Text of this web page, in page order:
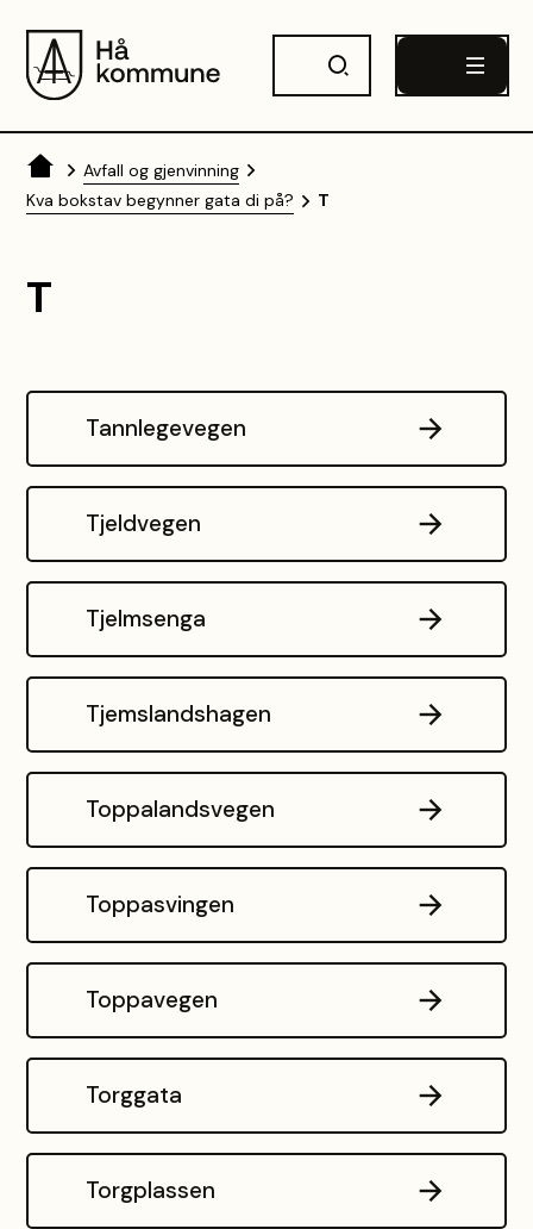
Du er her:Avfall og gjenvinning
Kva bokstav begynner gata di på?
T
T
Tannlegevegen
Tjeldvegen
Tjelmsenga
Tjemslandshagen
Toppalandsvegen
Toppasvingen
Toppavegen
Torggata
Torgplassen